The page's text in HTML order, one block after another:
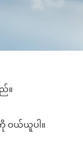
။
ဝယ်ယူပါ။